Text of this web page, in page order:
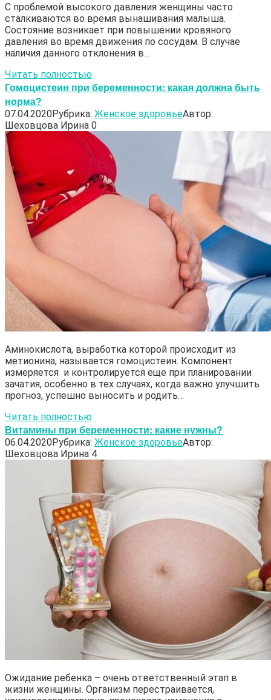
С проблемой высокого давления женщины часто
сталкиваются во время вынашивания малыша.
Состояние возникает при повышении кровяного
давления во время движения по сосудам. В случае
наличия данного отклонения в…
Читать полностью
Гомоцистеин при беременности: какая должна быть
норма?
07.04.2020Рубрика: Женское здоровьеАвтор:
Шеховцова Ирина 0
Аминокислота, выработка которой происходит из
метионина, называется гомоцистеин. Компонент
измеряется и контролируется еще при планировании
зачатия, особенно в тех случаях, когда важно улучшить
прогноз, успешно выносить и родить…
Читать полностью
Витамины при беременности: какие нужны?
06.04.2020Рубрика: Женское здоровьеАвтор:
Шеховцова Ирина 4
Ожидание ребенка – очень ответственный этап в
жизни женщины. Организм перестраивается,